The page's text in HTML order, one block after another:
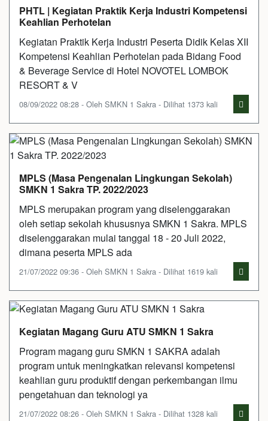
PHTL | Kegiatan Praktik Kerja Industri Kompetensi
Keahlian Perhotelan
Kegiatan Praktik Kerja Industri Peserta Didik Kelas XII
Kompetensi Keahlian Perhotelan pada Bidang Food
& Beverage Service di Hotel NOVOTEL LOMBOK
RESORT & V
08/09/2022 08:28 - Oleh SMKN 1 Sakra - Dilihat 1373 kali
MPLS (Masa Pengenalan Lingkungan Sekolah)
SMKN 1 Sakra TP. 2022/2023
MPLS merupakan program yang diselenggarakan
oleh setiap sekolah khususnya SMKN 1 Sakra. MPLS
diselenggarakan mulai tanggal 18 - 20 Juli 2022,
dimana peserta MPLS ada
21/07/2022 09:36 - Oleh SMKN 1 Sakra - Dilihat 1619 kali
Kegiatan Magang Guru ATU SMKN 1 Sakra
Program magang guru SMKN 1 SAKRA adalah
program untuk meningkatkan relevansi kompetensi
keahlian guru produktif dengan perkembangan ilmu
pengetahuan dan teknologi ya
21/07/2022 08:26 - Oleh SMKN 1 Sakra - Dilihat 1328 kali